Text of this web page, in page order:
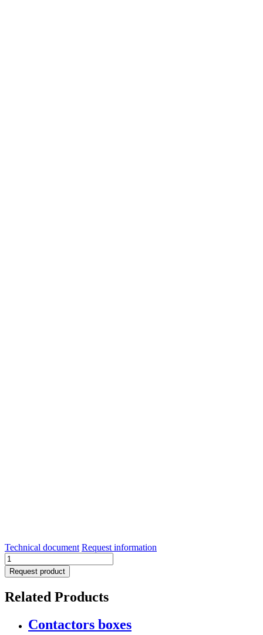
Technical document Request information
Speed
variator
quantity
Request product
Related Products
Contactors boxes